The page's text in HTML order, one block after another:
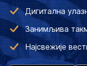
Дигитална
Занимљива
Најсвежије